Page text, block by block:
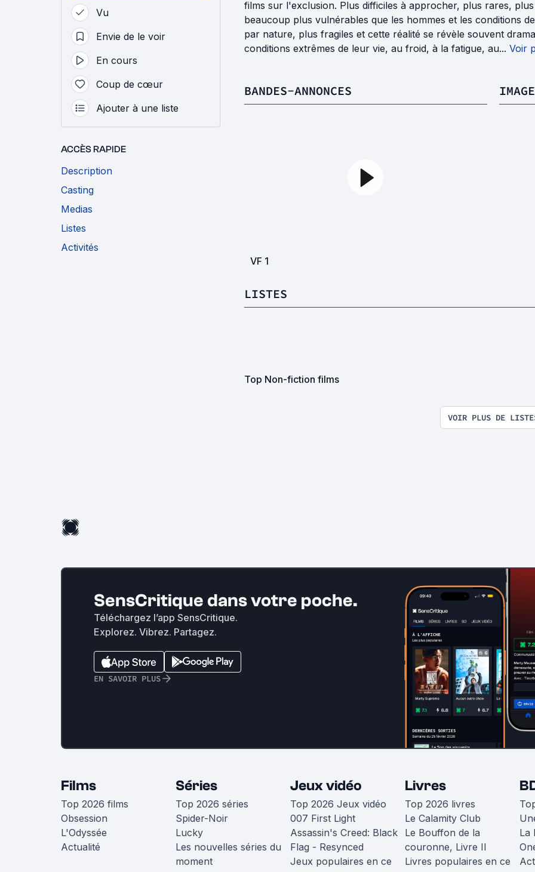
Vu
Envie de le voir
En cours
Coup de cœur
Ajouter à une liste
ACCÈS RAPIDE
Description
Casting
Medias
Listes
Activités
films sur l'exclusion. Plus difficiles à approcher, plus rares,
beaucoup plus vulnérables que les hommes et les conditions
par nature, plus fragiles et cette réalité se révèle souvent
conditions extrêmes de leur vie, au froid, à la fatigue, au... Voir
BANDES-ANNONCES
VF 1
LISTES
Top Non-fiction films
VOIR PLUS DE
SensCritique dans votre poche.
Téléchargez l’app SensCritique.
Explorez. Vibrez. Partagez.
EN SAVOIR PLUS
Films
Top 2026 films
Obsession
L'Odyssée
Actualité
Séries
Top 2026 séries
Spider-Noir
Lucky
Les nouvelles séries du
moment
Jeux vidéo
Top 2026 Jeux vidéo
007 First Light
Assassin's Creed: Black
Flag - Resynced
Jeux populaires en ce
Livres
Top 2026 livres
Le Calamity Club
Le Bouffon de la
couronne, Livre II
Livres populaires en ce
La